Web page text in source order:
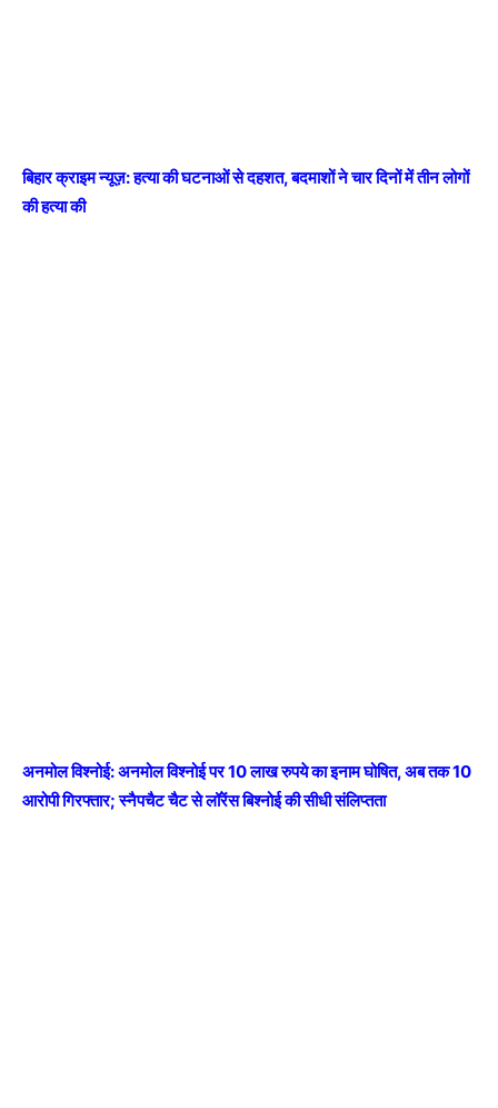
बिहार क्राइम न्यूज़: हत्या की घटनाओं से दहशत, बदमाशों ने चार दिनों में तीन लोगों
की हत्या की
अनमोल विश्नोई: अनमोल विश्नोई पर 10 लाख रुपये का इनाम घोषित, अब तक 10
आरोपी गिरफ्तार; स्नैपचैट चैट से लॉरेंस बिश्नोई की सीधी संलिप्तता